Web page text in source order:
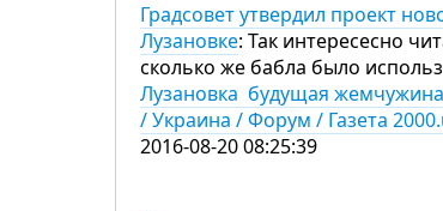
Градсовет утвердил проект
Лузановке: Так интересесно
сколько же бабла было
Лузановка будущая
/ Украина / Форум / Газета
2016-08-20 08:25:39